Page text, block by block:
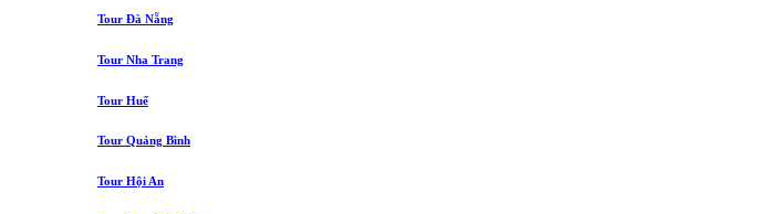
Tour Đà Nẵng
Tour Nha Trang
Tour Huế
Tour Quảng Bình
Tour Hội An